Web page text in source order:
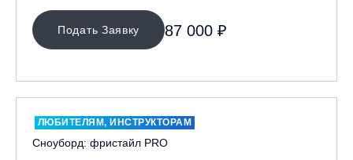
Подать Заявку 87 000 ₽
ЛЮБИТЕЛЯМ, ИНСТРУКТОРАМ
Сноуборд: фристайл PRO